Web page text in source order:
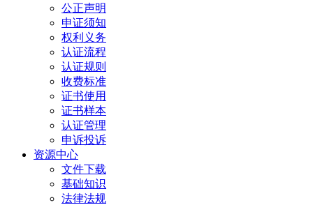
公正声明
申证须知
权利义务
认证流程
认证规则
收费标准
证书使用
证书样本
认证管理
申诉投诉
资源中心
文件下载
基础知识
法律法规